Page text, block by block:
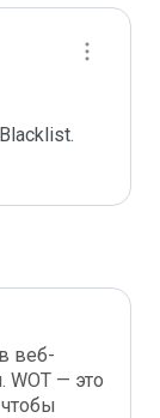
веб-
WOT — это